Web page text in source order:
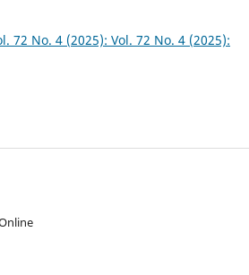
72 No. 4 (2025): Vol. 72 No. 4 (2025):